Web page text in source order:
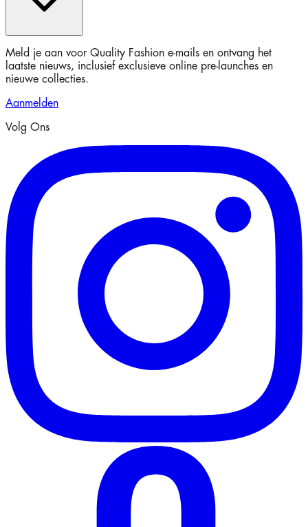
Meld je aan voor Quality Fashion e-mails en ontvang het
laatste nieuws, inclusief exclusieve online pre-launches en
nieuwe collecties.
Aanmelden
Volg Ons